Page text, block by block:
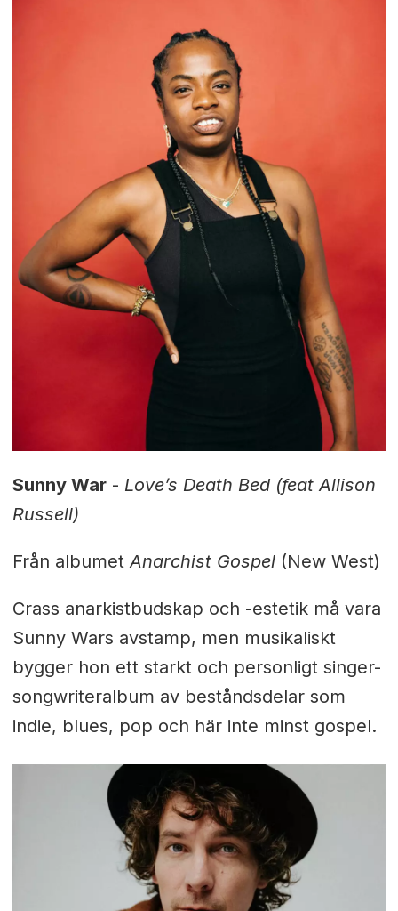
Sunny War- Love’s Death Bed (feat Allison
Russell)
Från albumet Anarchist Gospel(New West)
Crass anarkistbudskap och -estetik må vara
Sunny Wars avstamp, men musikaliskt
bygger hon ett starkt och personligt singer-
songwriteralbum av beståndsdelar som
indie, blues, pop och här inte minst gospel.